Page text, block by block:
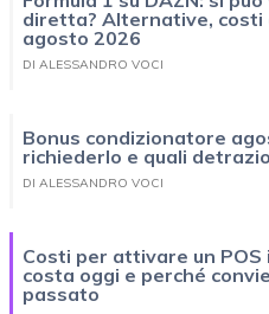
diretta? Alternative, costi
agosto 2026
DI ALESSANDRO VOCI
Bonus condizionatore
richiederlo e quali
DI ALESSANDRO VOCI
Costi per attivare un POS
costa oggi e perché
passato